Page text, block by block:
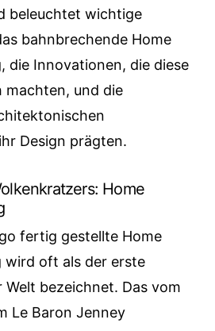
beleuchtet wichtige
bahnbrechende Home
die Innovationen, die diese
machten, und die
Design prägten.
Home
fertig gestellte Home
wird oft als der erste
bezeichnet. Das vom
Le Baron Jenney